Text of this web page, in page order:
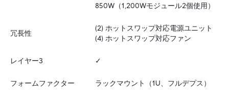
850W（1,200Wモジュール2個使用）
冗長性
(2) ホットスワップ対応電源ユニット
(4) ホットスワップ対応ファン
レイヤー3 ✓
フォームファクター ラックマウント（1U、フルデプス）